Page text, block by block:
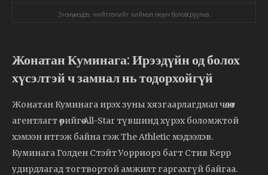
Энэхүү мэдээ, нийтлэлийг хиймэл оюун боловсруулав.
Жонатан Куминага: Ирээдүйн од болох
хүсэлтэй ч замнал нь тодорхойгүй
Жонатан Куминага ирэх зуны хязгаарлагдмал чөлөөт
агентлагт өөрийгөө All-Star түвшинд хүрэх боломжтой
хэмээн итгэж байна гэж The Athletic мэдээлэв.
Куминага Голден Стэйт Уорриорз багт Стив Керр
удирдлагад тогтвортой амжилт гаргахгүй байгаа.